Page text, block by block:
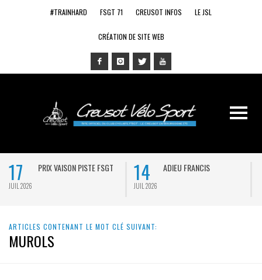
#TRAINHARD FSGT 71 CREUSOT INFOS LE JSL
CRÉATION DE SITE WEB
17
JUIL 2026
PRIX VAISON PISTE FSGT 14
JUIL 2026
ADIEU FRANCIS
ARTICLES CONTENANT LE MOT CLÉ SUIVANT:
MUROLS